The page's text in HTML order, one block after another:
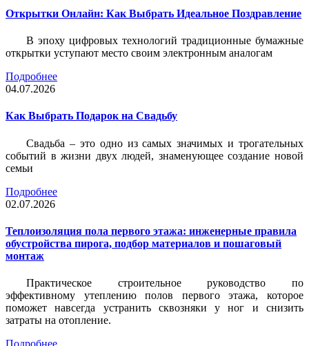
Открытки Онлайн: Как Выбрать Идеальное Поздравление
В эпоху цифровых технологий традиционные бумажные
открытки уступают место своим электронным аналогам
Подробнее
04.07.2026
Как Выбрать Подарок на Свадьбу
Свадьба – это одно из самых значимых и трогательных
событий в жизни двух людей, знаменующее создание новой
семьи
Подробнее
02.07.2026
Теплоизоляция пола первого этажа: инженерные правила
обустройства пирога, подбор материалов и пошаговый
монтаж
Практическое строительное руководство по
эффективному утеплению полов первого этажа, которое
поможет навсегда устранить сквозняки у ног и снизить
затраты на отопление.